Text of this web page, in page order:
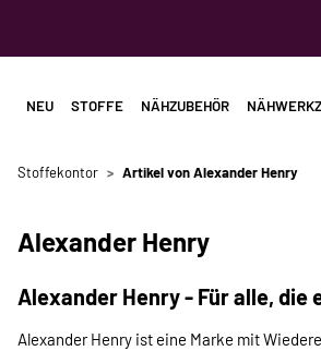
NEU STOFFE NÄHZUBEHÖR
Stoffekontor Artikel von Alexander Henry
Alexander Henry
Alexander Henry - Für alle, die
Alexander Henry ist eine Marke mit